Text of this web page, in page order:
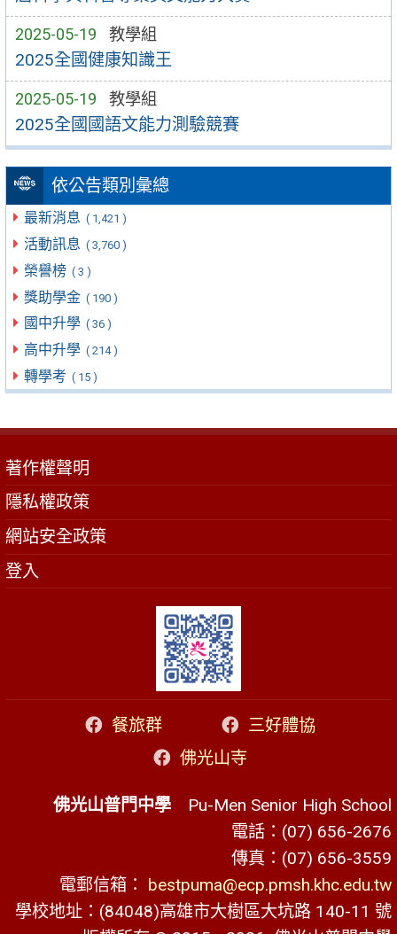
2025-05-19 教學組
2025全國健康知識王
2025-05-19 教學組
2025全國國語文能力測驗競賽
依公告類別彙總
最新消息 ( 1,421 )
活動訊息 ( 3,760 )
榮譽榜 ( 3 )
獎助學金 ( 190 )
國中升學 ( 36 )
高中升學 ( 214 )
轉學考 ( 15 )
著作權聲明
隱私權政策
網站安全政策
登入
餐旅群
三好體協
佛光山寺
佛光山普門中學 Pu-Men Senior High School
電話：(07) 656-2676
傳真：(07) 656-3559
電郵信箱： bestpuma@ecp.pmsh.khc.edu.tw
學校地址：(84048)高雄市大樹區大坑路 140-11 號